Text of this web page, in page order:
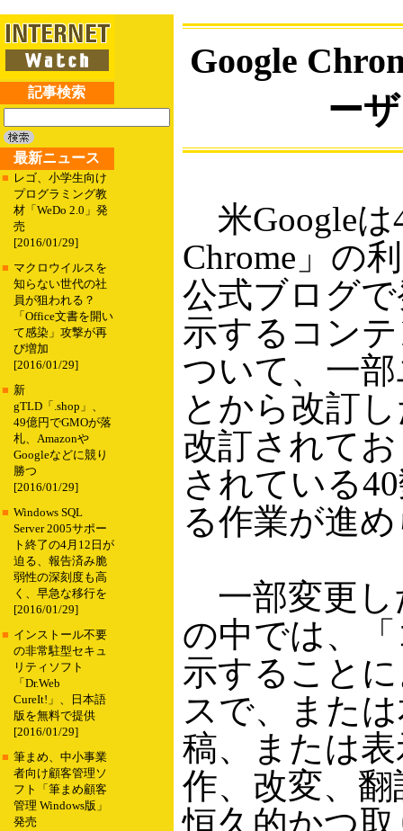
記事検索
最新ニュース
■ レゴ、小学生向け
プログラミング教
材「WeDo 2.0」発
売
[2016/01/29]
■ マクロウイルスを
知らない世代の社
員が狙われる？
「Office文書を開い
て感染」攻撃が再
び増加
[2016/01/29]
■ 新
gTLD「.shop」、
49億円でGMOが落
札、Amazonや
Googleなどに競り
勝つ
[2016/01/29]
■ Windows SQL
Server 2005サポー
ト終了の4月12日が
迫る、報告済み脆
弱性の深刻度も高
く、早急な移行を
[2016/01/29]
■ インストール不要
の非常駐型セキュ
リティソフト
「Dr.Web
CureIt!」、日本語
版を無料で提供
[2016/01/29]
■ 筆まめ、中小事業
者向け顧客管理ソ
フト「筆まめ顧客
管理 Windows版」
発売
Google
ー
米Googleは
Chrome」の
公式ブログで
示するコン
ついて、一
とから改訂
改訂されてお
されている
る作業が進
一部変更し
の中では、
示すること
スで、また
稿、または
作、改変、